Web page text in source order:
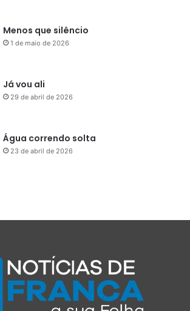
Menos que silêncio
1 de maio de 2026
Já vou ali
29 de abril de 2026
Água correndo solta
23 de abril de 2026